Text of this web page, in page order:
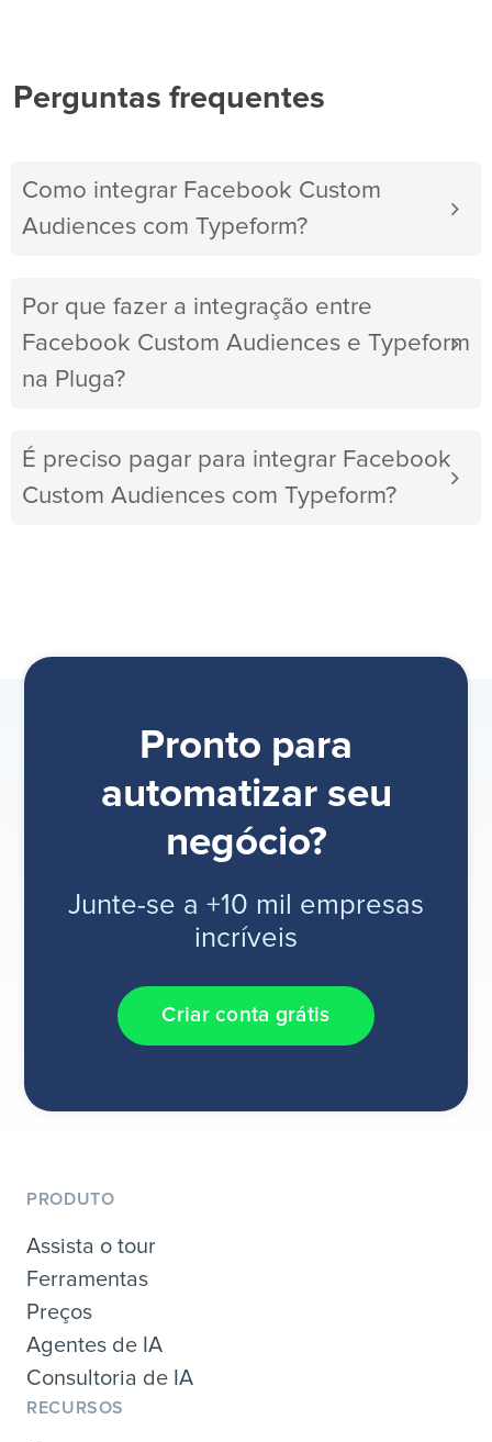
Perguntas frequentes
Como integrar Facebook Custom
Audiences com Typeform?
Por que fazer a integração entre
Facebook Custom Audiences e Typeform
na Pluga?
É preciso pagar para integrar Facebook
Custom Audiences com Typeform?
Pronto para
automatizar seu
negócio?
Junte-se a +10 mil empresas
incríveis
Criar conta grátis
PRODUTO
Assista o tour
Ferramentas
Preços
Agentes de IA
Consultoria de IA
RECURSOS